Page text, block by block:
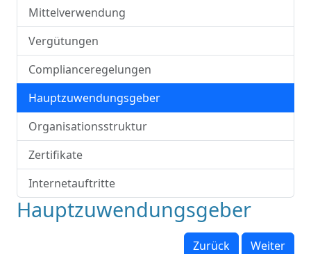
Mittelverwendung
Vergütungen
Complianceregelungen
Hauptzuwendungsgeber
Organisationsstruktur
Zertifikate
Internetauftritte
Hauptzuwendungsgeber
Zurück Weiter